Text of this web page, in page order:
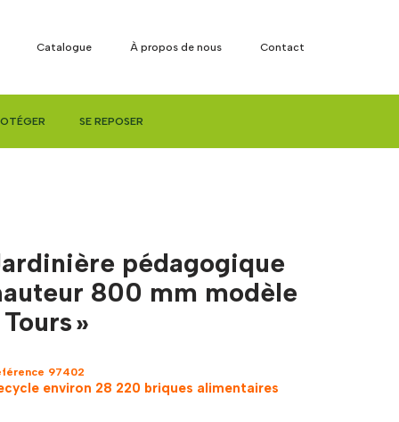
Catalogue À propos de nous Contact
SE REPOSER
pédagogique
800 mm modèle
Tours »
97402
environ 28 220 briques alimentaires